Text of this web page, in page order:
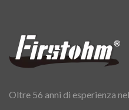
Oltre 56 anni di esperienza